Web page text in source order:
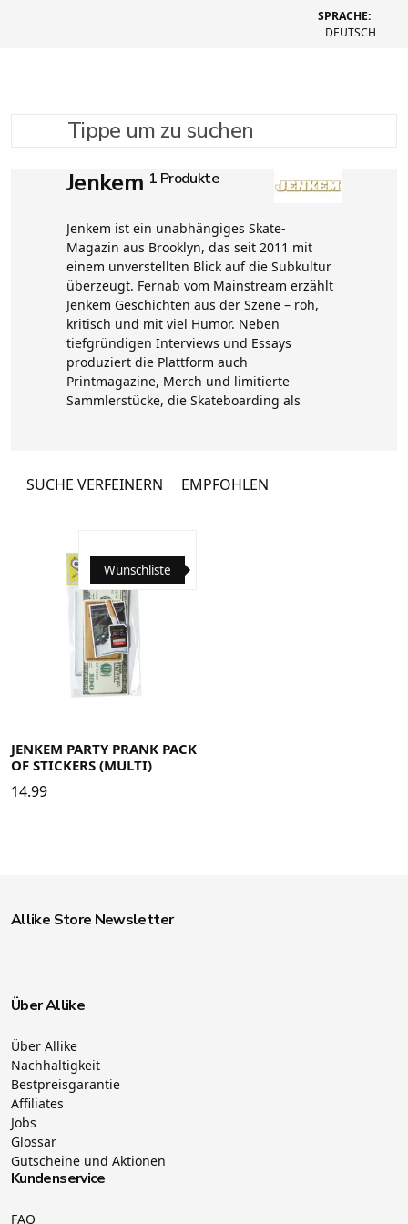
SPRACHE:
DEUTSCH
Tippe um zu suchen
Jenkem 1 Produkte
Jenkem ist ein unabhängiges Skate-
Magazin aus Brooklyn, das seit 2011 mit
einem unverstellten Blick auf die Subkultur
überzeugt. Fernab vom Mainstream erzählt
Jenkem Geschichten aus der Szene – roh,
kritisch und mit viel Humor. Neben
tiefgründigen Interviews und Essays
produziert die Plattform auch
Printmagazine, Merch und limitierte
Sammlerstücke, die Skateboarding als
SUCHE VERFEINERN EMPFOHLEN
Wunschliste
JENKEM PARTY PRANK PACK
OF STICKERS (MULTI)
14.99
Allike Store Newsletter
Über Allike
Über Allike
Nachhaltigkeit
Bestpreisgarantie
Affiliates
Jobs
Glossar
Gutscheine und Aktionen
Kundenservice
FAQ